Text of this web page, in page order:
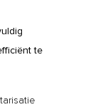
te